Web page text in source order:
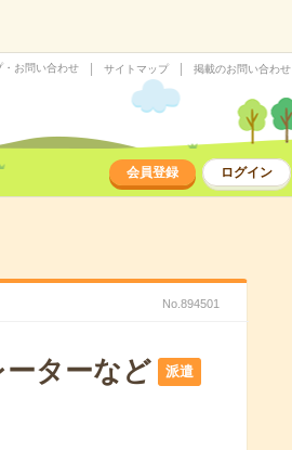
・お問い合わせ サイトマップ 掲載のお問い合わせ
会員登録 ログイン
No.894501
ターなど 派遣